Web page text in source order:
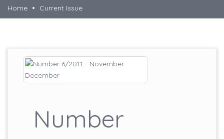
Home
Current Issue
Number